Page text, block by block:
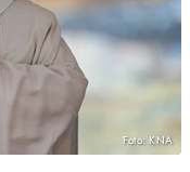
Foto: KNA